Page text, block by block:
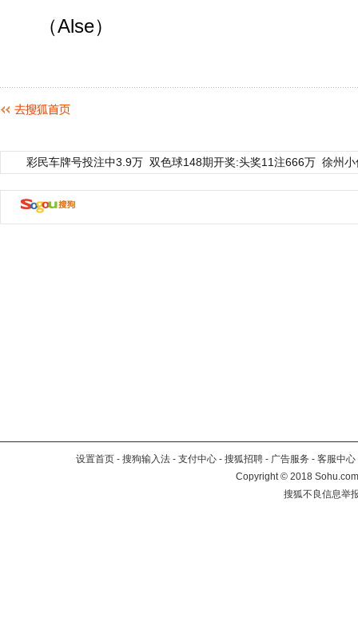
（Alse）
彩民车牌号投注中3.9万 双色球148期开奖:头奖11注666万 徐州
设置首页 - 搜狗输入法 - 支付中心 - 搜狐招聘 - 广告服务 - 客服中心
Copyright©2018
搜狐不良信息举